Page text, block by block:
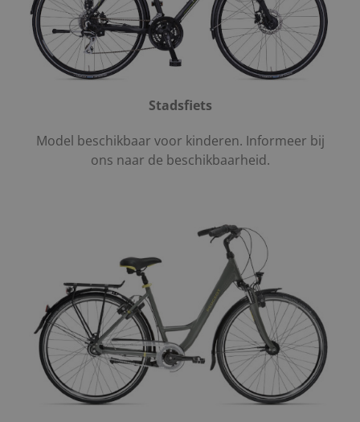
Stadsfiets
Model beschikbaar voor kinderen. Informeer bij
ons naar de beschikbaarheid.